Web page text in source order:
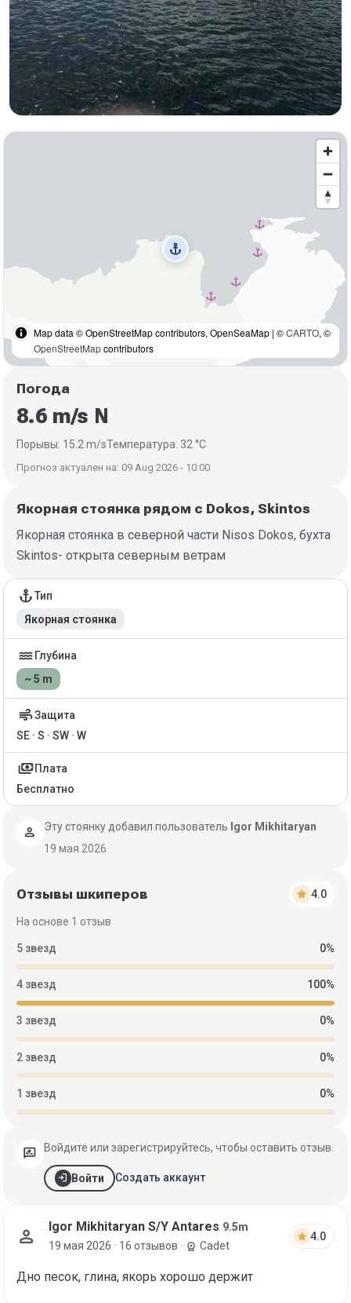
Якорная стоянка рядом с Dokos, Skintos
Якорная стоянка в северной части Nisos Dokos, бухта
Skintos- открыта северным ветрам
Детали якорной стоянки
anchorТип
Якорная стоянка
water Глубина
~ 5 m
airЗащита
SE · S · SW · W
payments Плата
Бесплатно
person Эту стоянку добавил пользователь Igor Mikhitaryan
19 мая 2026
Отзывы шкиперов star 4.0
На основе 1 отзыв
5 звезд 0%
4 звезд 100%
3 звезд 0%
2 звезд 0%
1 звезд 0%
rate_review Войдите или зарегистрируйтесь, чтобы оставить отзыв.
login Войти Создать аккаунт
person Igor Mikhitaryan S/Y Antares 9.5m
19 мая 2026 · 16 отзывов · workspace_premium Cadet
star 4.0
Дно песок, глина, якорь хорошо держит
anchor
Map data © OpenStreetMap contributors, OpenSeaMap | ©CARTO, ©
OpenStreetMapcontributors
Погода
8.6 m/s N
Порывы: 15.2 m/sТемпература: 32 °C
Прогноз актуален на: 09 Aug 2026 - 10:00